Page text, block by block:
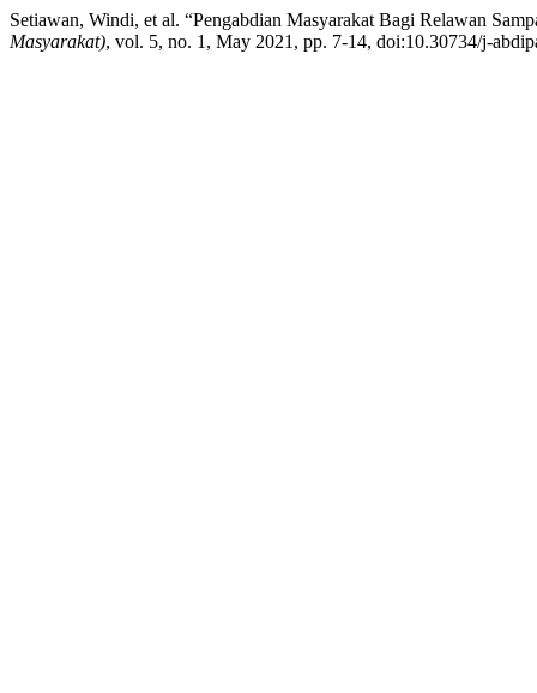
Setiawan, Windi, et al. “Pengabdian Masyarakat Bagi Relawan
Masyarakat), vol. 5, no. 1, May 2021, pp. 7-14, doi:10.30734/j-